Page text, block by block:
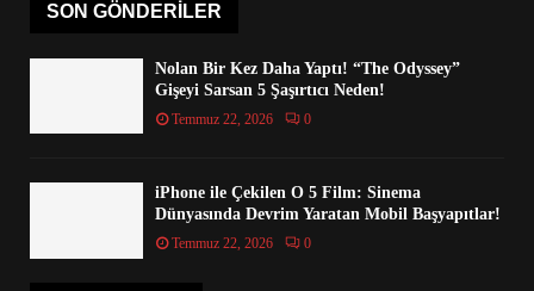
SON GÖNDERILER
Nolan Bir Kez Daha Yaptı! “The Odyssey”
Gişeyi Sarsan 5 Şaşırtıcı Neden!
Temmuz 22, 2026 0
iPhone ile Çekilen O 5 Film: Sinema
Dünyasında Devrim Yaratan Mobil Başyapıtlar!
Temmuz 22, 2026 0